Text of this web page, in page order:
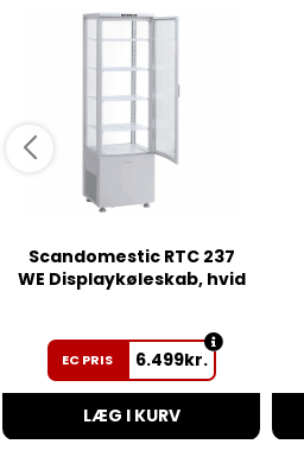
Scandomestic RTC 237
WE Displaykøleskab, hvid
EC PRIS 6.499kr.
LÆG I KURV